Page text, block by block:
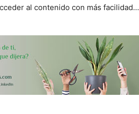
al contenido con más facilidad…